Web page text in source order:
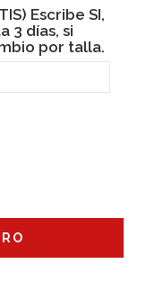
Escribe SI,
3 días, si
por talla.